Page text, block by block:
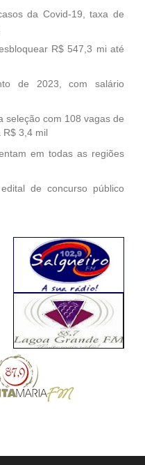
da Covid-19, taxa de
R$ 547,3 mi até
de 2023, com salário
seleção com 108 vagas de
R$ 3,4 mil
em todas as regiões
de concurso público